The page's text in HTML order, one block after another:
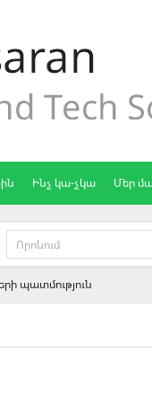
Ինչ կա-չկա Մեր
պատմություն